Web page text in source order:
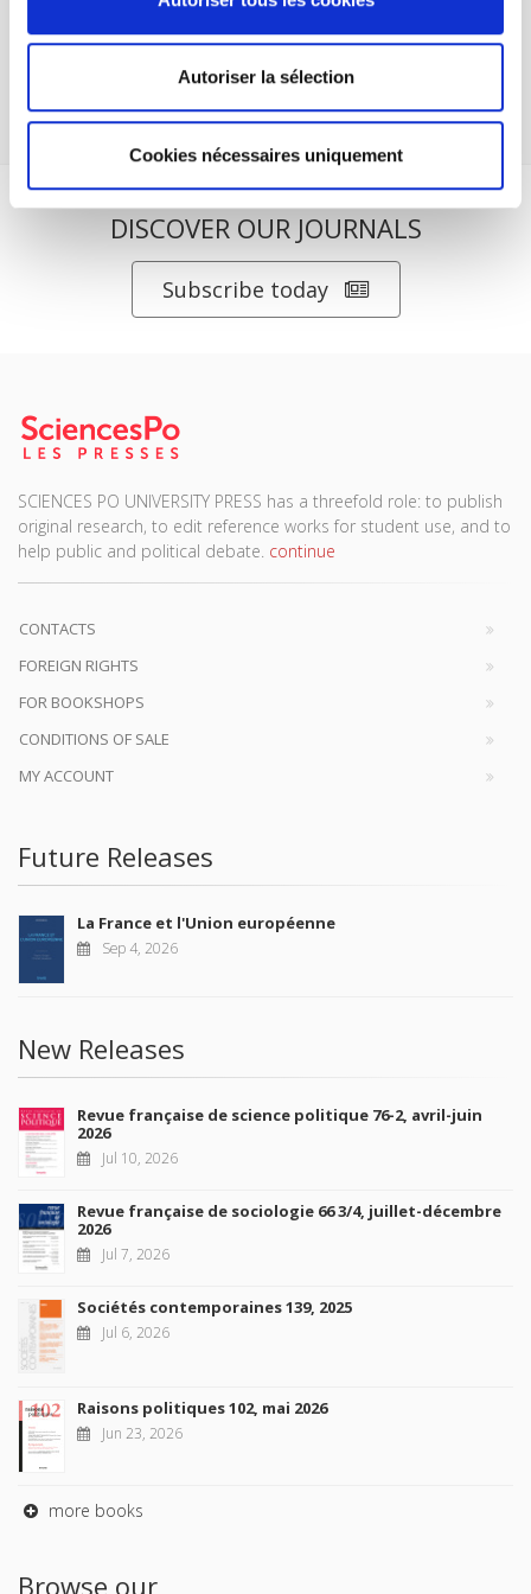
Autoriser la sélection
Cookies nécessaires uniquement
DISCOVER OUR JOURNALS
Subscribe today
SCIENCES PO UNIVERSITY PRESS has a threefold role: to publish
original research, to edit reference works for student use, and to
help public and political debate. continue
CONTACTS
FOREIGN RIGHTS
FOR BOOKSHOPS
CONDITIONS OF SALE
MY ACCOUNT
Future Releases
La France et l'Union européenne
Sep 4, 2026
New Releases
Revue française de science politique 76-2, avril-juin
2026
Jul 10, 2026
Revue française de sociologie 66 3/4, juillet-décembre
2026
Jul 7, 2026
Sociétés contemporaines 139, 2025
Jul 6, 2026
Raisons politiques 102, mai 2026
Jun 23, 2026
more books
Browse our